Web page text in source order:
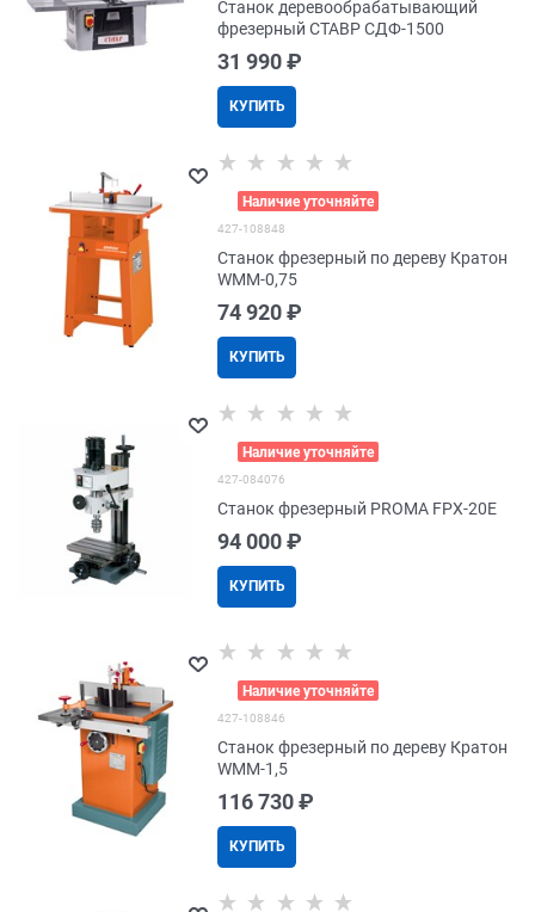
Станок деревообрабатывающий
фрезерный СТАВР СДФ-1500
31 990 ₽
КУПИТЬ
Наличие уточняйте
427-108848
Станок фрезерный по дереву Кратон
WMM-0,75
74 920 ₽
КУПИТЬ
Наличие уточняйте
427-084076
Станок фрезерный PROMA FPX-20E
94 000 ₽
КУПИТЬ
Наличие уточняйте
427-108846
Станок фрезерный по дереву Кратон
WMM-1,5
116 730 ₽
КУПИТЬ